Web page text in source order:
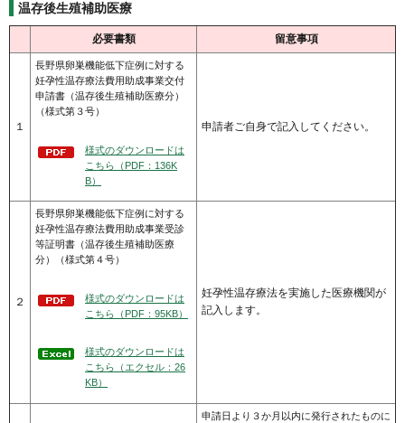
温存後生殖補助医療
必要書類 留意事項
１
長野県卵巣機能低下症例に対する
妊孕性温存療法費用助成事業交付
申請書（温存後生殖補助医療分）
（様式第３号）
様式のダウンロードは
こちら（PDF：136K
B）
申請者ご自身で記入してください。
２
長野県卵巣機能低下症例に対する
妊孕性温存療法費用助成事業受診
等証明書（温存後生殖補助医療
分）（様式第４号）
様式のダウンロードは
こちら（PDF：95KB）
様式のダウンロードは
こちら（エクセル：26
KB）
妊孕性温存療法を実施した医療機関が
記入します。
申請日より３か月以内に発行されたものに